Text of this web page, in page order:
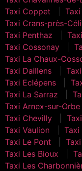
Taxi Coppet
Taxi Crans-près-
Taxi Penthaz
Taxi Cossonay
Taxi La Chaux-
Taxi Daillens
Taxi Eclépens
Taxi La Sarraz
Taxi Arnex-sur-Orbe
Taxi Chevilly
Taxi Vaulion
Taxi
Taxi Le Pont
Taxi Les Bioux
Taxi Les